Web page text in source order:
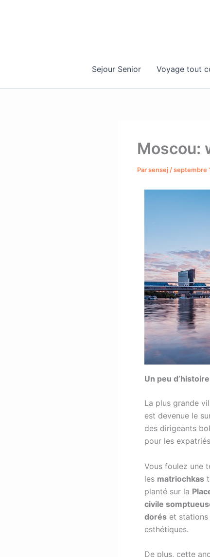
Sejour Senior Voyage tout
Moscou:
Parsensej /septembre
Un peu
La plus grande
est devenue le
des dirigeants
pour les
Vous foulez une
les matriochkas
planté sur la
civile
dorés et stations
esthétiques.
De plus, cette